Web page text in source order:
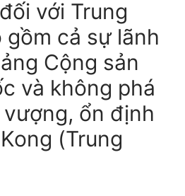
với Trung
gồm cả sự lãnh
Cộng sản
và không phá
ổn định
(Trung